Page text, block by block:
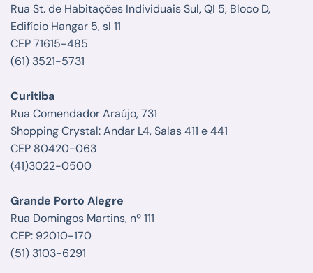
Rua St. de Habitações Individuais Sul, QI 5, Bloco D,
Edifício Hangar 5, sl 11
CEP 71615-485
(61) 3521-5731
Curitiba
Rua Comendador Araújo, 731
Shopping Crystal: Andar L4, Salas 411 e 441
CEP 80420-063
(41)3022-0500
Grande Porto Alegre
Rua Domingos Martins, nº 111
CEP: 92010-170
(51) 3103-6291